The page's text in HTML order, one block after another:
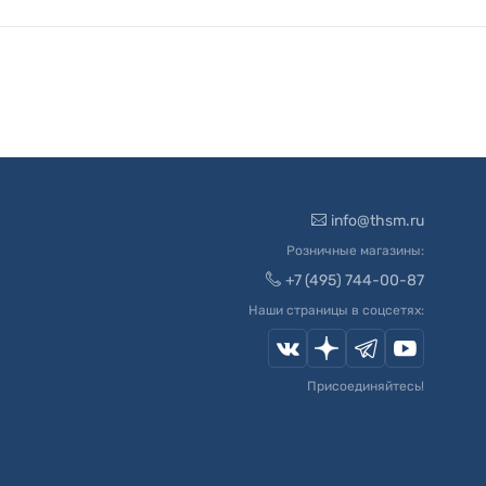
info@thsm.ru
Розничные магазины:
+7 (495) 744-00-87
Наши страницы в соцсетях:
Присоединяйтесь!